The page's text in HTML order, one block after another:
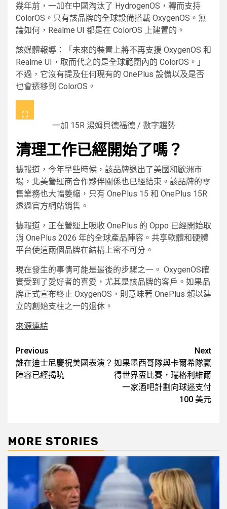
幾年前，一加在中國淘汰了 HydrogenOS，轉而支持
ColorOS。只有該品牌的全球設備搭載 OxygenOS。無
論如何，Realme UI 都是在 ColorOS 上建置的。
該媒體報導：「未來的裝置上將不再支援 OxygenOS 和
Realme UI，取而代之的是全球範圍內的 ColorOS。」
不過，它沒有提及任何現有的 OnePlus 設備以及是否
也會遷移到 ColorOS。
一加 15R 湯姆貝德福德 / 數字趨勢
清理工作已經開始了嗎？
據報道，今年早些時候，該品牌退出了美國和歐洲市
場，北美營運商合作夥伴關係也已經結束。該品牌的零
售業務也大幅萎縮，只有 OnePlus 15 和 OnePlus 15R
透過官方網站銷售。
據報道，正在營運上吸收 OnePlus 的 Oppo 已經開始取
消 OnePlus 2026 年的全球產品陣容。共享軟體和硬體
平台使這兩個品牌在結構上密不可分。
現在發生的事情可能是最後的步驟之一。 OxygenOS確
實受到了愛好者的喜愛，尤其是該品牌的客戶。如果品
牌正式宣布終止 OxygenOS，則意味著 OnePlus 賴以建
立的創始支柱之一的退休。
來源連結
Post
navigation
Previous
誰在迪士尼慶祝美國表演？
陣容已經揭曉
Next
如果墨西哥隊與卡爾希隊贏
得世界盃比賽，瑞格利維爾
一家酒吧計劃向球迷支付
100 美元
MORE STORIES